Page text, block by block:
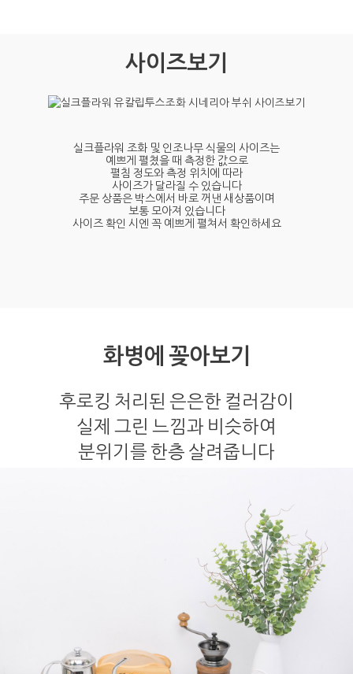
사이즈보기
실크플라워 조화 및 인조나무 식물의 사이즈는
예쁘게 펼쳤을 때 측정한 값으로
펼침 정도와 측정 위치에 따라
사이즈가 달라질 수 있습니다
주문 상품은 박스에서 바로 꺼낸 새상품이며
보통 모아져 있습니다
사이즈 확인 시엔 꼭 예쁘게 펼쳐서 확인하세요
화병에 꽂아보기
후로킹 처리된 은은한 컬러감이
실제 그린 느낌과 비슷하여
분위기를 한층 살려줍니다